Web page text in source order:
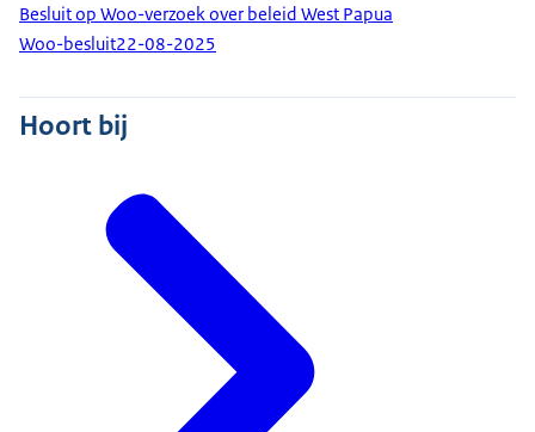
Besluit op Woo-verzoek over beleid West Papua
Woo-besluit22-08-2025
Hoort bij